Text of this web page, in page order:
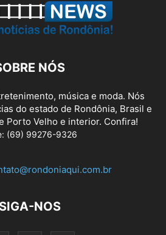
NÓS
música e moda. Nós
do estado de Rondônia, Brasil e
Porto Velho e interior. Confira!
(69) 99276-9326
SIGA-NOS